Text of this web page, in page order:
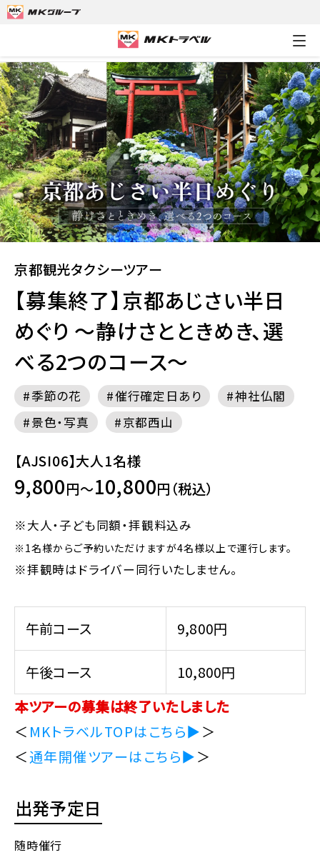
京都観光タクシーツアー 【募集終了】京都あ
京都観光タクシーツアー
【募集終了】京都あじさい半日
めぐり ～静けさとときめき、選
べる2つのコース～
季節の花 催行確定日あり
神社仏閣
景色・写真
京都西山
【AJSI06】大人1名様
9,800円～10,800円（税込）
※大人・子ども同額・拝観料込み
※1名様からご予約いただけますが4名様以上で運行します。
※拝観時はドライバー同行いたしません。
午前コース 9,800円
午後コース
10,800円
本ツアーの募集は終了いたしました
＜ MKトラベルTOPはこちら▶＞
＜通年開催ツアーはこちら▶＞
出発予定日
随時催行